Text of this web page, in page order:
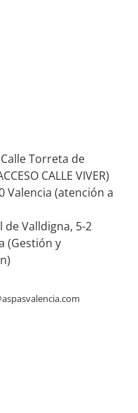
Calle Torreta de
CALLE VIVER)
Valencia (atención a
de Valldigna, 5-2
(Gestión y